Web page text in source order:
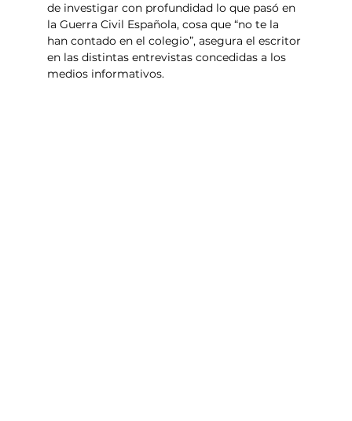
de investigar con profundidad lo que pasó en
la Guerra Civil Española, cosa que “no te la
han contado en el colegio”, asegura el escritor
en las distintas entrevistas concedidas a los
medios informativos.